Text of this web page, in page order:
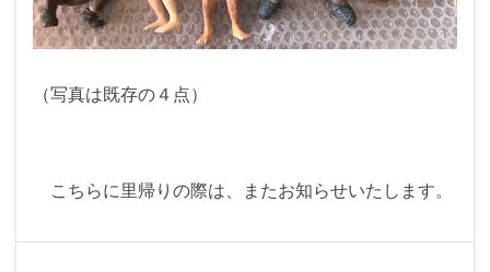
（写真は既存の４点）
こちらに里帰りの際は、またお知らせいたします。